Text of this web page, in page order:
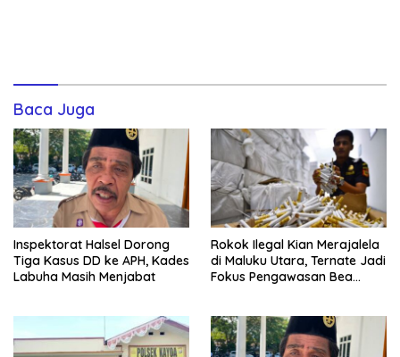
Baca Juga
Inspektorat Halsel Dorong
Tiga Kasus DD ke APH, Kades
Labuha Masih Menjabat
Rokok Ilegal Kian Merajalela
di Maluku Utara, Ternate Jadi
Fokus Pengawasan Bea